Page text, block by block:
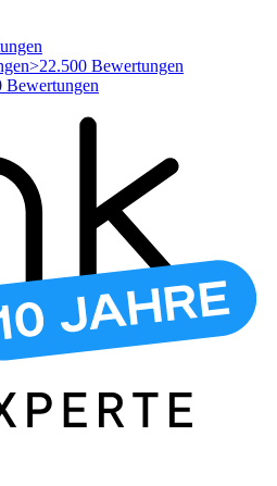
>22.500 Bewertungen
Bewertungen